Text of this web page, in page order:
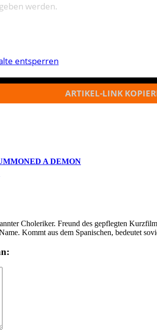
werden.
entsperren
ARTIKEL-LINK
A DEMON
Choleriker. Freund des gepflegten
Kommt aus dem Spanischen, bedeutet